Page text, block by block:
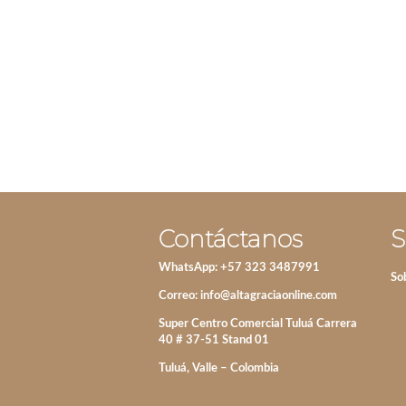
Contáctanos
WhatsApp: +57 323 3487991
Correo: info@altagraciaonline.com
Super Centro Comercial Tuluá Carrera
40 # 37-51 Stand 01
Tuluá, Valle – Colombia